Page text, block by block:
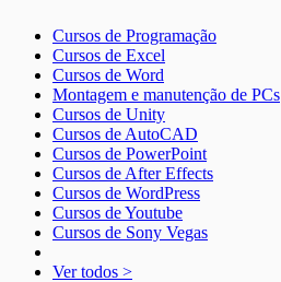
Cursos de Programação
Cursos de Excel
Cursos de Word
Montagem e manutenção de PCs
Cursos de Unity
Cursos de AutoCAD
Cursos de PowerPoint
Cursos de After Effects
Cursos de WordPress
Cursos de Youtube
Cursos de Sony Vegas
Ver todos >